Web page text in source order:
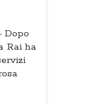
Dopo
Rai ha